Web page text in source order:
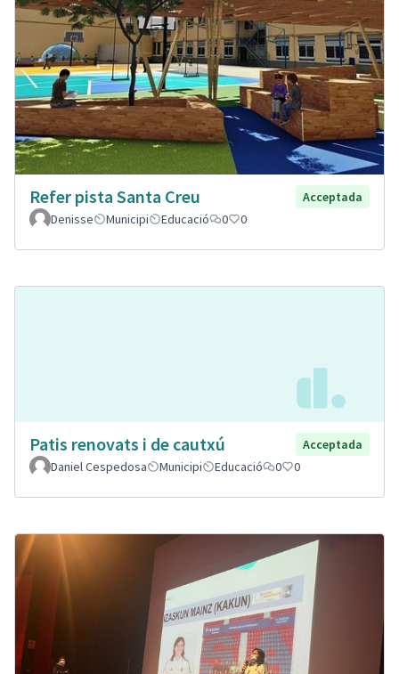
Refer pista Santa Creu
Acceptada
Denisse
Municipi Educació 0 0
Patis renovats i de cautxú
Acceptada
Daniel Cespedosa
Municipi Educació 0 0